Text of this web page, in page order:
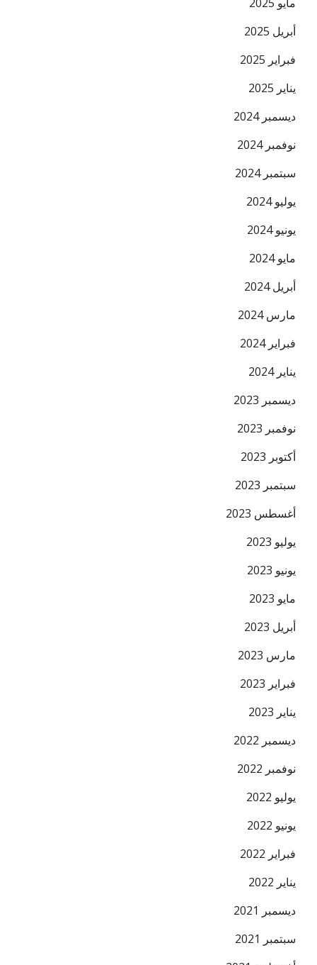
أبريل 2025
فبراير 2025
يناير 2025
ديسمبر 2024
نوفمبر 2024
سبتمبر 2024
يوليو 2024
يونيو 2024
مايو 2024
أبريل 2024
مارس 2024
فبراير 2024
يناير 2024
ديسمبر 2023
نوفمبر 2023
أكتوبر 2023
سبتمبر 2023
أغسطس 2023
يوليو 2023
يونيو 2023
مايو 2023
أبريل 2023
مارس 2023
فبراير 2023
يناير 2023
ديسمبر 2022
نوفمبر 2022
يوليو 2022
يونيو 2022
فبراير 2022
يناير 2022
ديسمبر 2021
سبتمبر 2021